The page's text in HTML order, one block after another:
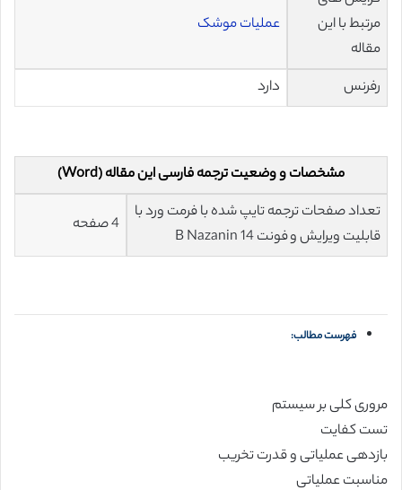
مرتبط با این
مقاله
عملیات موشک
رفرنس دارد
مشخصات و وضعیت ترجمه فارسی این مقاله (Word)
تعداد صفحات ترجمه تایپ شده با فرمت ورد با
قابلیت ویرایش و فونت 14 B Nazanin
4 صفحه
فهرست مطالب:
مروری کلی بر سیستم
تست کفایت
بازدهی عملیاتی و قدرت تخریب
مناسبت عملیاتی